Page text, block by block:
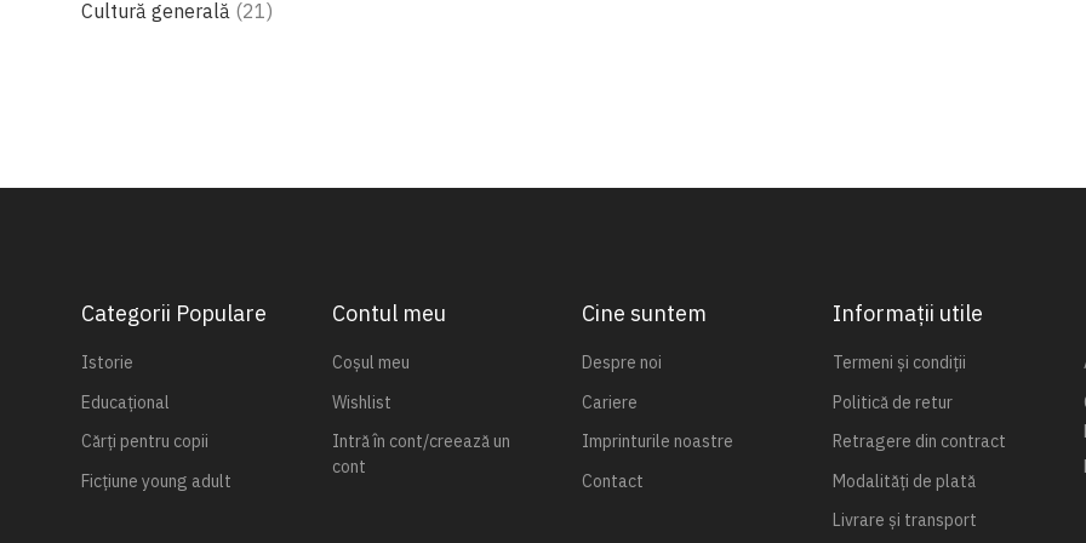
Cultură generală 21produse
Categorii Populare
Istorie
Educațional
Cărți pentru copii
Ficțiune young adult
Contul meu
Coșul meu
Wishlist
Intră în cont/creează un
cont
Cine suntem
Despre noi
Cariere
Imprinturile noastre
Contact
Informații utile
Termeni și condiții
Politică de retur
Retragere din contract
Modalități de plată
Livrare și transport